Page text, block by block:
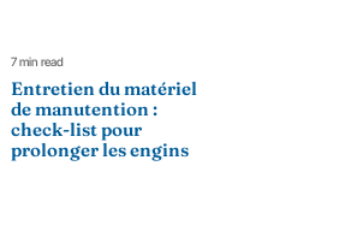
7 min read
Entretien du matériel
de manutention :
check-list pour
prolonger les engins